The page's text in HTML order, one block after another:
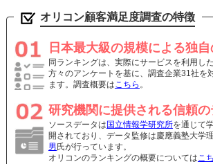
オリコン顧客満足度調査の特徴
日本最大級の規模による独
同ランキングは、実際にサービスを利用し
方々のアンケートを基に、調査企業31社を
ます。調査概要はこちら 。
研究機関に提供される信頼の
ソースデータは 国立情報学研究所を通じて
開されており、データ監修は慶應義塾大学
男 氏が行っています。
オリコンのランキングの概要についてはこ